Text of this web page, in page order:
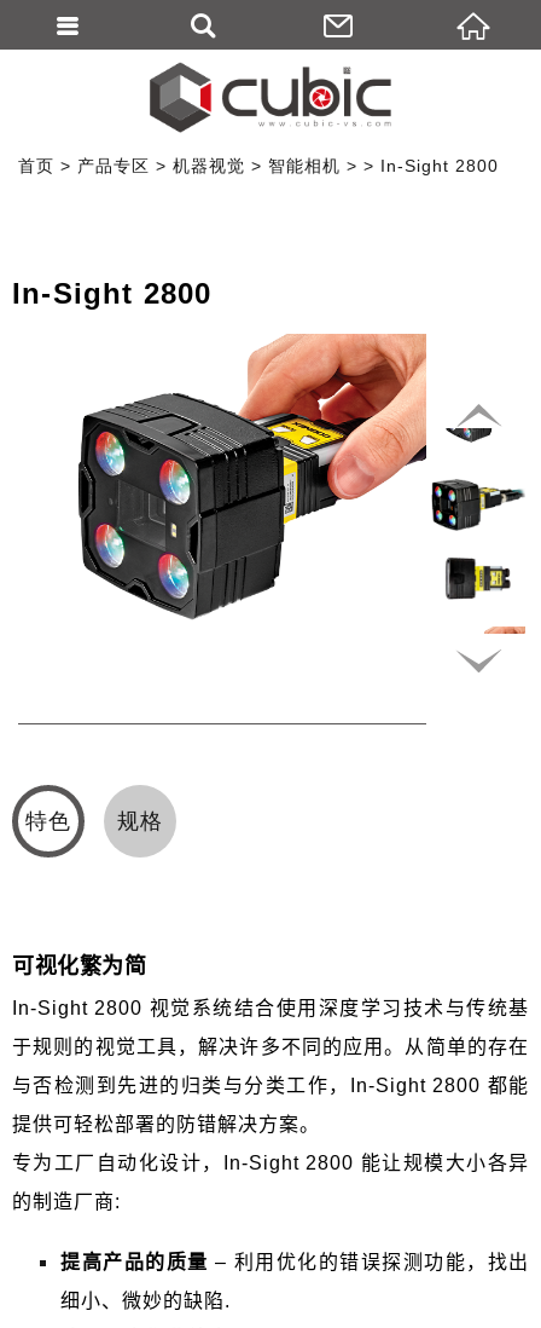
首页 产品专区 机器视觉 智能相机 In-Sight 2800
In-Sight 2800
特色 规格
可视化繁为简
In-Sight 2800 视觉系统结合使用深度学习技术与传统基
于规则的视觉工具，解决许多不同的应用。从简单的存在
与否检测到先进的归类与分类工作，
In-Sight 2800 都能
提供可轻松部署的防错解决方案。
专为工厂自动化设计，
In-Sight 2800 能让规模大小各异
的制造厂商:
提高产品的质量 – 利用优化的错误探测功能，找出
细小、微妙的缺陷.